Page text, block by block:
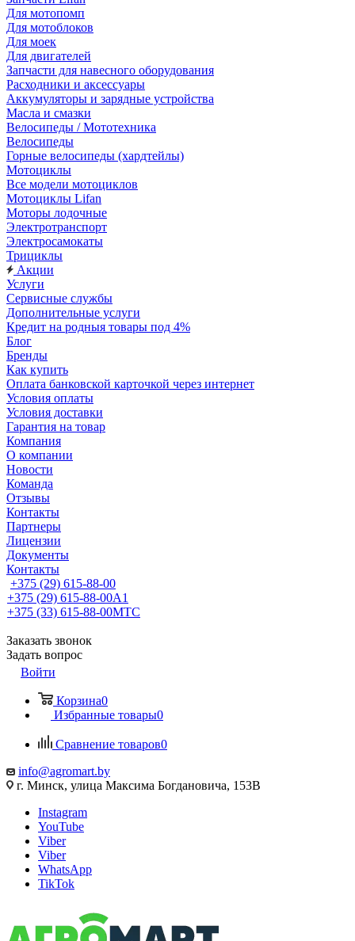
Для мотопомп
Для мотоблоков
Для моек
Для двигателей
Запчасти для навесного оборудования
Расходники и аксессуары
Аккумуляторы и зарядные устройства
Масла и смазки
Велосипеды / Мототехника
Велосипеды
Горные велосипеды (хардтейлы)
Мотоциклы
Все модели мотоциклов
Мотоциклы Lifan
Моторы лодочные
Электротранспорт
Электросамокаты
Трициклы
Акции
Услуги
Сервисные службы
Дополнительные услуги
Кредит на родныя товары под 4%
Блог
Бренды
Как купить
Оплата банковской карточкой через интернет
Условия оплаты
Условия доставки
Гарантия на товар
Компания
О компании
Новости
Команда
Отзывы
Контакты
Партнеры
Лицензии
Документы
Контакты
+375 (29) 615-88-00
+375 (29) 615-88-00A1
+375 (33) 615-88-00МТС
Заказать звонок
Задать вопрос
Войти
Корзина0
Избранные товары0
Сравнение товаров0
info@agromart.by
г. Минск, улица Максима Богдановича, 153В
Instagram
YouTube
Viber
Viber
WhatsApp
TikTok